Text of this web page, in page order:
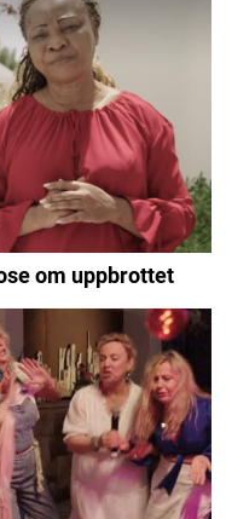
om uppbrottet